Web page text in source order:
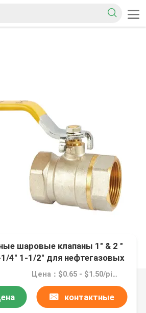
шаровые клапаны 1" & 2 "
4" 1-1/2" для нефтегазовых
Цена：$0.65 - $1.50/pieces
контактные